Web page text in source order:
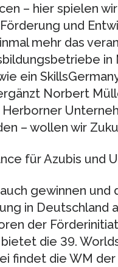
– hier spielen
und
mehr das
in
ein
Norbert
– wollen wir
für Azubis und
gewinnen und
in Deutschland
der
die 39.
findet die WM